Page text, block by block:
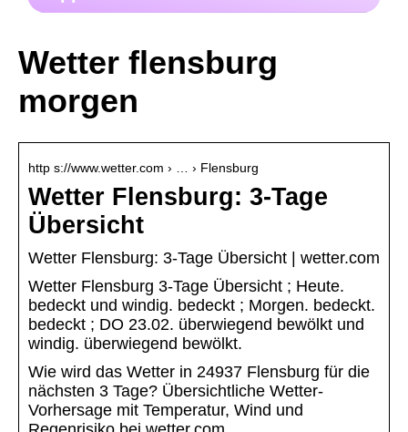
Wetter flensburg
morgen
http s://www.wetter.com › … › Flensburg
Wetter Flensburg: 3-Tage
Übersicht
Wetter Flensburg: 3-Tage Übersicht | wetter.com
Wetter Flensburg 3-Tage Übersicht ; Heute.
bedeckt und windig. bedeckt ; Morgen. bedeckt.
bedeckt ; DO 23.02. überwiegend bewölkt und
windig. überwiegend bewölkt.
Wie wird das Wetter in 24937 Flensburg für die
nächsten 3 Tage? Übersichtliche Wetter-
Vorhersage mit Temperatur, Wind und